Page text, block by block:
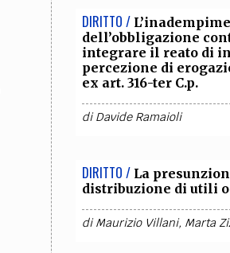
DIRITTO /
dell’obbligazione
integrare il reato di
percezione di
ex art. 316-ter C.p.
diDavide Ramaioli
DIRITTO / La
distribuzione di utili
diMaurizio Villani, Marta